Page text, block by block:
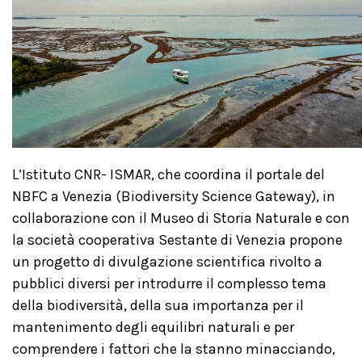
L’Istituto CNR- ISMAR, che coordina il portale del
NBFC a Venezia (Biodiversity Science Gateway), in
collaborazione con il Museo di Storia Naturale e con
la società cooperativa Sestante di Venezia propone
un progetto di divulgazione scientifica rivolto a
pubblici diversi per introdurre il complesso tema
della biodiversità, della sua importanza per il
mantenimento degli equilibri naturali e per
comprendere i fattori che la stanno minacciando,